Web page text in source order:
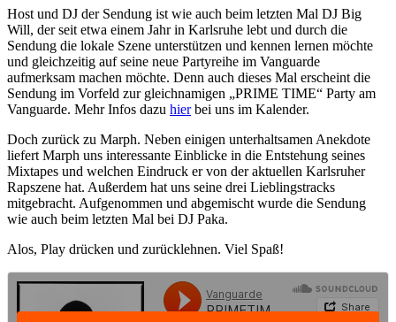
Host und DJ der Sendung ist wie auch beim letzten Mal DJ Big
Will, der seit etwa einem Jahr in Karlsruhe lebt und durch die
Sendung die lokale Szene unterstützen und kennen lernen möchte
und gleichzeitig auf seine neue Partyreihe im Vanguarde
aufmerksam machen möchte. Denn auch dieses Mal erscheint die
Sendung im Vorfeld zur gleichnamigen „PRIME TIME“ Party am
Vanguarde. Mehr Infos dazu hierbei uns im Kalender.
Doch zurück zu Marph. Neben einigen unterhaltsamen Anekdote
liefert Marph uns interessante Einblicke in die Entstehung seines
Mixtapes und welchen Eindruck er von der aktuellen Karlsruher
Rapszene hat. Außerdem hat uns seine drei Lieblingstracks
mitgebracht. Aufgenommen und abgemischt wurde die Sendung
wie auch beim letzten Mal bei DJ Paka.
Alos, Play drücken und zurücklehnen. Viel Spaß!